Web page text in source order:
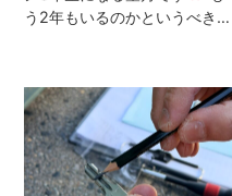
う2年もいるのかというべき
だ』枠で言われることが多い
ので、すごく馴染んでるって
解釈でいいのかな⁉ さて、そ
んな望 […]